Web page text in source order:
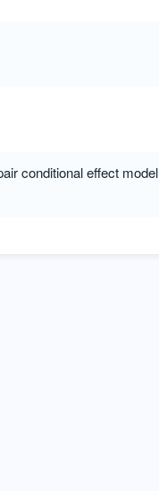
conditional effect model